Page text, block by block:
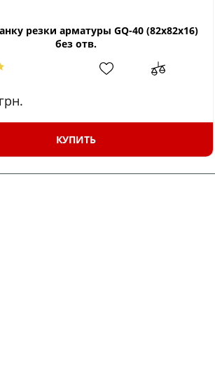
резки арматуры GQ-40 (82х82х16)
без отв.
грн.
КУПИТЬ